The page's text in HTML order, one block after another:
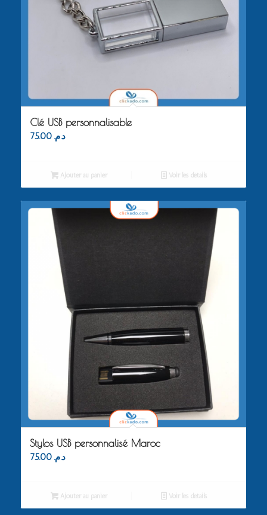
Clé USB personnalisable
د.م. 75.00
Ajouter au panier Voir les détails
Stylos USB personnalisé Maroc
د.م. 75.00
Ajouter au panier Voir les détails